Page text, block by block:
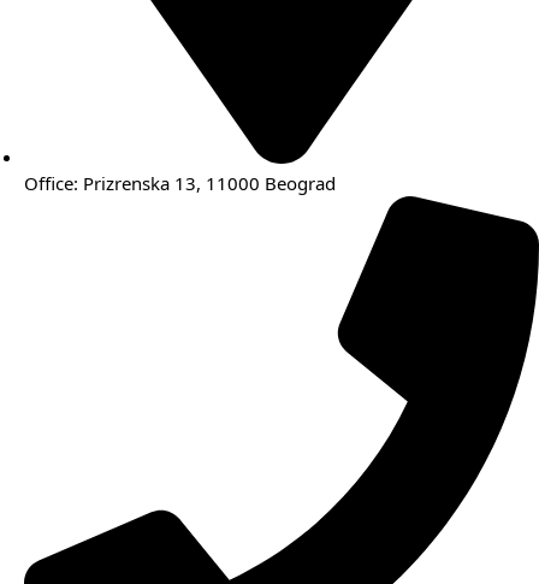
Office: Prizrenska 13, 11000 Beograd